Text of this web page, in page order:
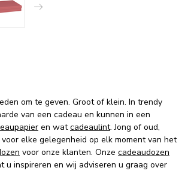
om te geven. Groot of klein. In trendy
van een cadeau en kunnen in een
en watcadeaulint. Jong of oud,
elke gelegenheid op elk moment van het
voor onze klanten. Onze cadeaudozen
u inspireren en wij adviseren u graag over